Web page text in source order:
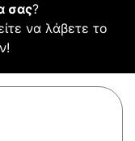
σας?
να λάβετε το